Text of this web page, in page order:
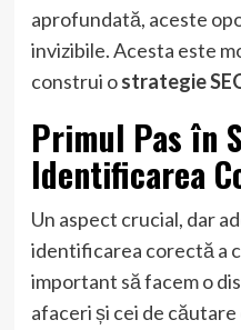
aprofundată, aceste
invizibile. Acesta este
construi ostrategie
Primul Pas în
Identificarea
Un aspect crucial, dar
identificarea corectă a
important să facem o
afaceri și cei de